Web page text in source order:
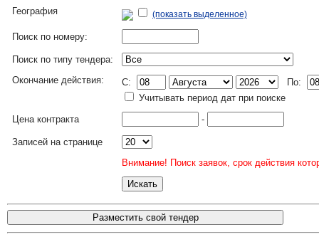
География (показать выделенное)
Поиск по номеру:
Поиск по типу тендера:
Окончание действия:
C:
По:
Учитывать период дат при поиске
Цена контракта
-
Записей на странице
Внимание! Поиск заявок, срок действия
Разместить свой тендер